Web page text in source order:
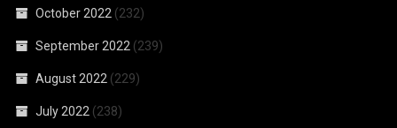
October 2022 (232)
September 2022 (239)
August 2022 (229)
July 2022 (238)